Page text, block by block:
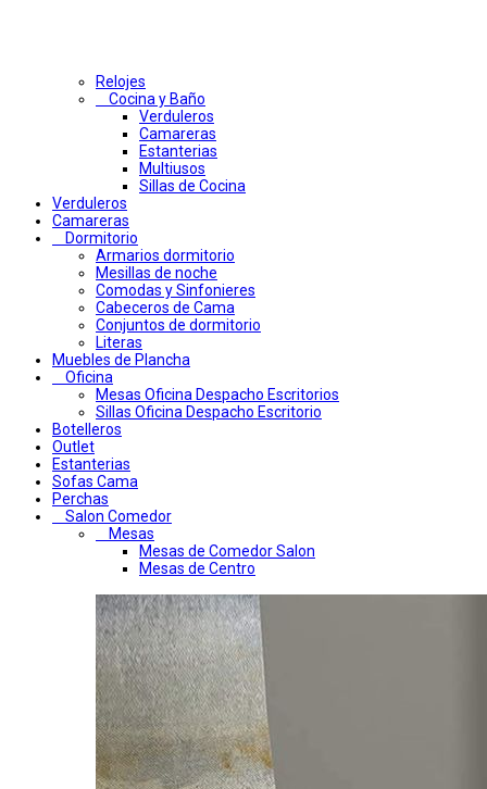
Relojes
Cocina y Baño
Verduleros
Camareras
Estanterias
Multiusos
Sillas de Cocina
Verduleros
Camareras
Dormitorio
Armarios dormitorio
Mesillas de noche
Comodas y Sinfonieres
Cabeceros de Cama
Conjuntos de dormitorio
Literas
Muebles de Plancha
Oficina
Mesas Oficina Despacho Escritorios
Sillas Oficina Despacho Escritorio
Botelleros
Outlet
Estanterias
Sofas Cama
Perchas
Salon Comedor
Mesas
Mesas de Comedor Salon
Mesas de Centro